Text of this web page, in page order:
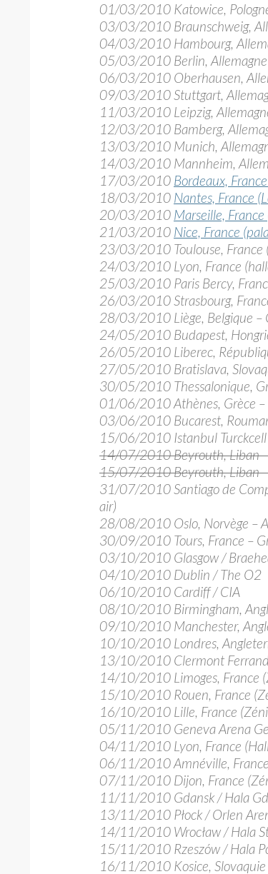
01/03/2010 Katowice,
03/03/2010 Braunschweig,
04/03/2010 Hambourg,
05/03/2010 Berlin, Allemagne
06/03/2010 Oberhausen,
09/03/2010 Stuttgart,
11/03/2010 Leipzig,
12/03/2010 Bamberg,
13/03/2010 Munich,
14/03/2010 Mannheim,
17/03/2010 Bordeaux,
18/03/2010 Nantes, France
20/03/2010 Marseille, France
21/03/2010 Nice, France
23/03/2010 Toulouse, France
24/03/2010 Lyon, France
25/03/2010 Paris Bercy,
26/03/2010 Strasbourg,
28/03/2010 Liège, Belgique –
24/05/2010 Budapest,
26/05/2010 Liberec,
27/05/2010 Bratislava,
30/05/2010 Thessalonique,
01/06/2010 Athènes, Grèce –
03/06/2010 Bucarest,
15/06/2010 Istanbul
14/07/2010 Beyrouth, Liban
15/07/2010 Beyrouth, Liban
31/07/2010 Santiago de
air)
28/08/2010 Oslo, Norvège –
30/09/2010 Tours, France –
03/10/2010 Glasgow /
04/10/2010 Dublin / The O2
06/10/2010 Cardiff / CIA
08/10/2010 Birmingham,
09/10/2010 Manchester,
10/10/2010 Londres,
13/10/2010 Clermont
14/10/2010 Limoges, France
15/10/2010 Rouen, France
16/10/2010 Lille, France
05/11/2010 Geneva Arena
04/11/2010 Lyon, France
06/11/2010 Amnéville,
07/11/2010 Dijon, France
11/11/2010 Gdansk / Hala
13/11/2010 Płock / Orlen
14/11/2010 Wrocław / Hala
15/11/2010 Rzeszów / Hala
16/11/2010 Kosice, Slovaquie